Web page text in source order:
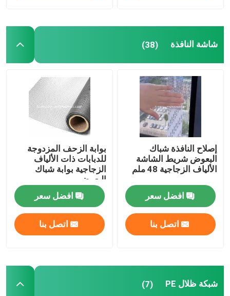
المنتجات
شاشة النافذة (38)
إصلاح النافذة شباك
البعوض شريط الشاشة
الألياف الزجاجية 48 ملم
افضل سعر
اتصل بنا
بوابة الزحف المزدوجة
للدبابات ذات الألياف
الزجاجية بوابة شباك
البعوض
افضل سعر
اتصل بنا
شبكة ظلال PE (7)